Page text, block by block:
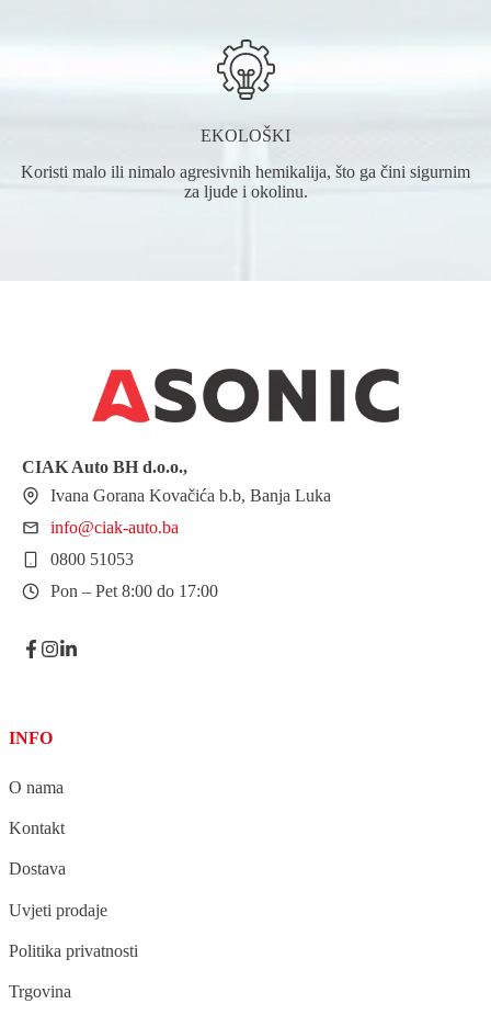
EKOLOŠKI
Koristi malo ili nimalo agresivnih hemikalija, što ga čini sigurnim
za ljude i okolinu.
CIAK Auto BH d.o.o.,
Ivana Gorana Kovačića b.b, Banja Luka
info@ciak-auto.ba
0800 51053
Pon – Pet 8:00 do 17:00
INFO
O nama
Kontakt
Dostava
Uvjeti prodaje
Politika privatnosti
Trgovina